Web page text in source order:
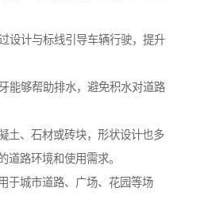
设计与标线引导车辆行驶，提升
能够帮助排水，避免积水对道路
土、石材或砖块，形状设计也多
道路环境和使用需求。
于城市道路、广场、花园等场